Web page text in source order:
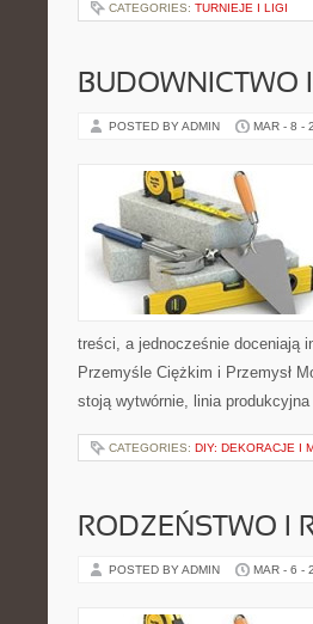
CATEGORIES: TURNIEJE I LIGI
BUDOWNICTWO
POSTED BY ADMIN MAR - 8 -
treści, a jednocześnie doceniają
Przemyśle Ciężkim i Przemysł
stoją wytwórnie, linia
CATEGORIES: DIY: DEKORACJE I
RODZEŃSTWO I
POSTED BY ADMIN MAR - 6 -